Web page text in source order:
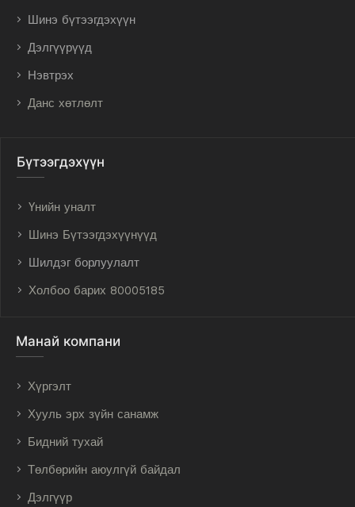
Шинэ бүтээгдэхүүн
Дэлгүүрүүд
Нэвтрэх
Данс хөтлөлт
Бүтээгдэхүүн
Үнийн уналт
Шинэ Бүтээгдэхүүнүүд
Шилдэг борлуулалт
Холбоо барих 80005185
Манай компани
Хүргэлт
Хууль эрх зүйн санамж
Бидний тухай
Төлбөрийн аюулгүй байдал
Дэлгүүр